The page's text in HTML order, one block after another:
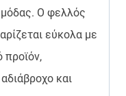
μόδας. Ο φελλός
εύκολα με
προϊόν,
και